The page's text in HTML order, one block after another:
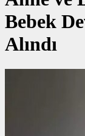
Bebek
Alındı